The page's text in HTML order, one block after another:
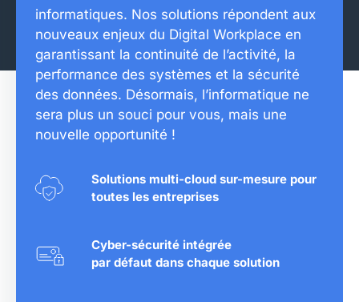
informatiques. Nos solutions répondent aux
nouveaux enjeux du Digital Workplace en
garantissant la continuité de l’activité, la
performance des systèmes et la sécurité
des données. Désormais, l’informatique ne
sera plus un souci pour vous, mais une
nouvelle opportunité !
Solutions multi-cloud sur-mesure pour
toutes les entreprises
Cyber-sécurité intégrée
par défaut dans chaque solution